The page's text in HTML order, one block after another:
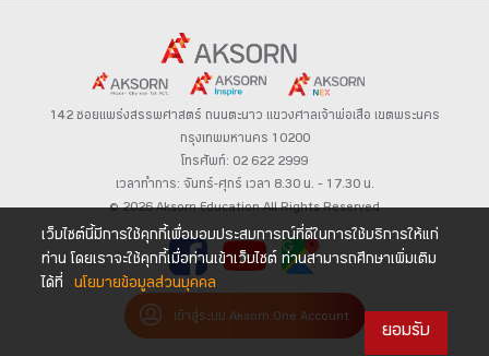
142 ซอยแพร่งสรรพศาสตร์ ถนนตะนาว แขวงศาลเจ้าพ่อเสือ เขตพระนคร
กรุงเทพมหานคร 10200
โทรศัพท์: 02 622 2999
เวลาทำการ: จันทร์-ศุกร์ เวลา 8.30 น. – 17.30 น.
© 2026 Aksorn Education All Rights Reserved
เข้าสู่ระบบ Aksorn One Account
เว็บไซต์นี้มีการใช้คุกกี้เพื่อมอบประสบการณ์ที่ดีในการใช้บริการให้แก่
ท่าน โดยเราจะใช้คุกกี้เมื่อท่านเข้าเว็บไซต์ ท่านสามารถศึกษาเพิ่มเติม
ได้ที่
นโยบายข้อมูลส่วนบุคคล
ยอมรับ